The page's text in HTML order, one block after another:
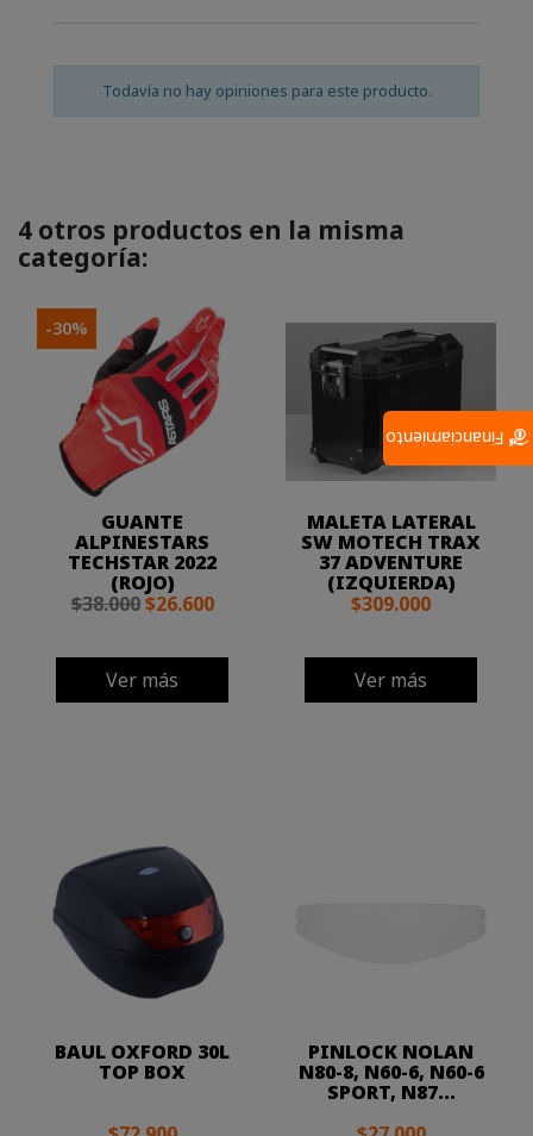
Todavía no hay opiniones para este producto.
4 otros productos en la misma
categoría:
GUANTE
ALPINESTARS
TECHSTAR 2022
(ROJO)
$38.000 $26.600
Ver más
-30%
MALETA LATERAL
SW MOTECH TRAX
37 ADVENTURE
(IZQUIERDA)
$309.000
Ver más
BAUL OXFORD 30L
TOP BOX
PINLOCK NOLAN
N80-8, N60-6, N60-6
SPORT, N87...
Financiamiento